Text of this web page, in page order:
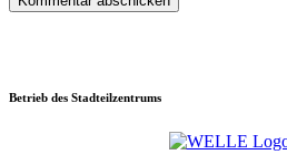
Betrieb des Stadteilzentrums